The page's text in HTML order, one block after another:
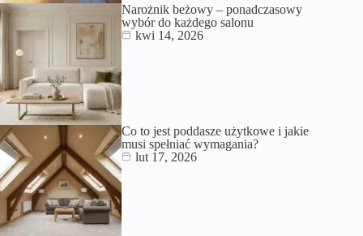
Narożnik beżowy – ponadczasowy
wybór do każdego salonu
kwi 14, 2026
Co to jest poddasze użytkowe i jakie
musi spełniać wymagania?
lut 17, 2026